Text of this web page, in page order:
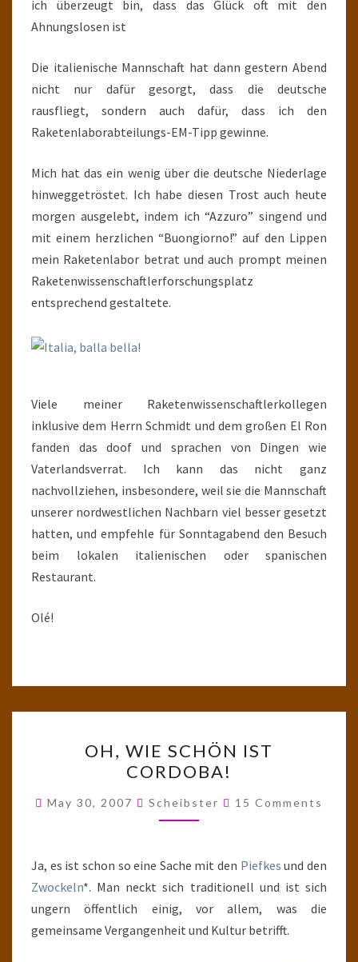
ich überzeugt bin, dass das Glück oft mit den
Ahnungslosen ist
Die italienische Mannschaft hat dann gestern Abend
nicht nur dafür gesorgt, dass die deutsche
rausfliegt, sondern auch dafür, dass ich den
Raketenlaborabteilungs-EM-Tipp gewinne.
Mich hat das ein wenig über die deutsche Niederlage
hinweggetröstet. Ich habe diesen Trost auch heute
morgen ausgelebt, indem ich “Azzuro” singend und
mit einem herzlichen “Buongiorno!” auf den Lippen
mein Raketenlabor betrat und auch prompt meinen
Raketenwissenschaftlerforschungsplatz
entsprechend gestaltete.
Viele meiner Raketenwissenschaftlerkollegen
inklusive dem Herrn Schmidt und dem großen El Ron
fanden das doof und sprachen von Dingen wie
Vaterlandsverrat. Ich kann das nicht ganz
nachvollziehen, insbesondere, weil sie die Mannschaft
unserer nordwestlichen Nachbarn viel besser gesetzt
hatten, und empfehle für Sonntagabend den Besuch
beim lokalen italienischen oder spanischen
Restaurant.
Olé!
WIE
SCHÖN
IST
CORDOBA!
OH, WIE SCHÖN IST
CORDOBA!
May 30, 2007 Scheibster Comments
15 Comments
Ja, es ist schon so eine Sache mit den Piefkes und den
Zwockeln*. Man neckt sich traditionell und ist sich
ungern öffentlich einig, vor allem, was die
gemeinsame Vergangenheit und Kultur betrifft.